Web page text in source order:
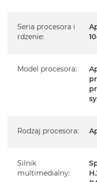
Język polski
Zawartość
Przewód zasilający (2
Przewód USB‑C do
Seria procesora i
rdzenie:
Model procesora:
Rodzaj procesora:
Silnik
multimedialny: